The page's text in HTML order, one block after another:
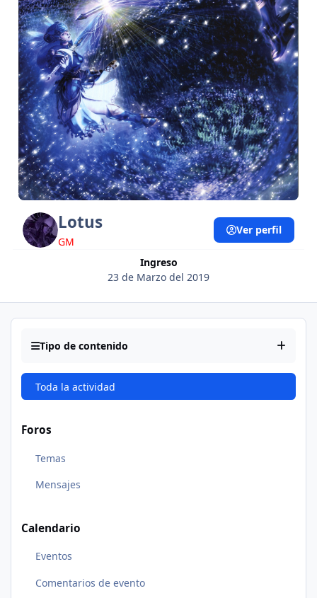
Lotus
GM
Ingreso
23 de Marzo del 2019
Ver perfil
Tipo de contenido
Toda la actividad
Foros
Temas
Mensajes
Calendario
Eventos
Comentarios de evento